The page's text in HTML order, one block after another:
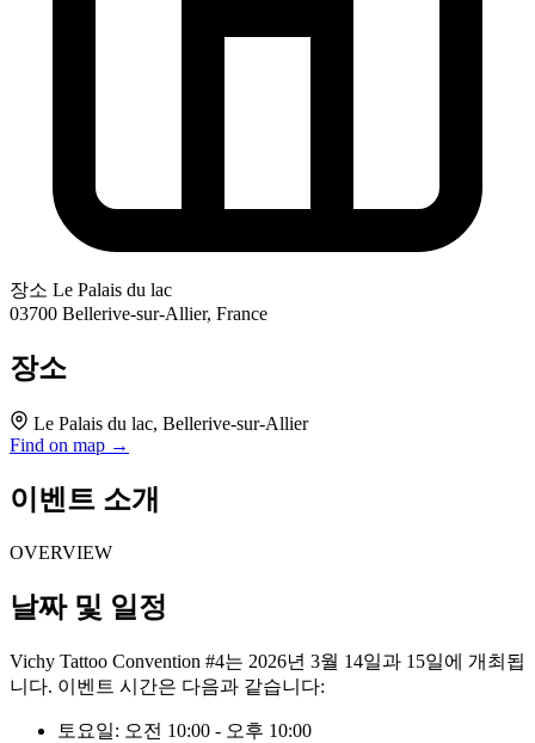
장소 Le Palais du lac
03700 Bellerive-sur-Allier, France
장소
Le Palais du lac, Bellerive-sur-Allier
Find on map →
이벤트 소개
OVERVIEW
날짜 및 일정
Vichy Tattoo Convention #4는 2026년 3월 14일과 15일에 개최됩
니다. 이벤트 시간은 다음과 같습니다:
토요일: 오전 10:00 - 오후 10:00